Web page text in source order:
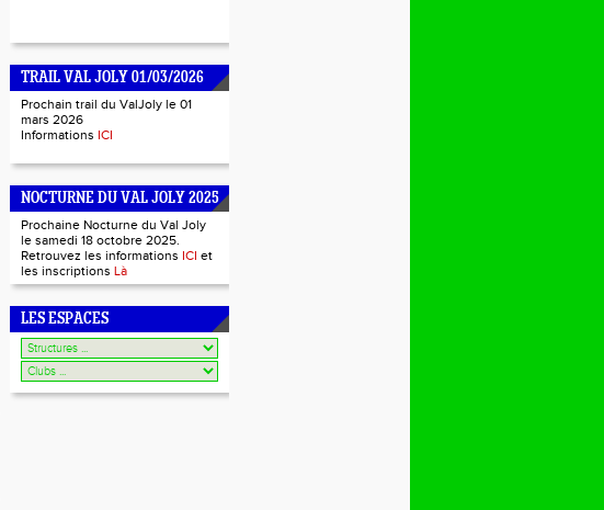
TRAIL VAL JOLY 01/03/2026
Prochain trail du ValJoly le 01
mars 2026
Informations ICI
NOCTURNE DU VAL JOLY 2025
Prochaine Nocturne du Val Joly
le samedi 18 octobre 2025.
Retrouvez les informations ICI et
les inscriptions Là
LES ESPACES